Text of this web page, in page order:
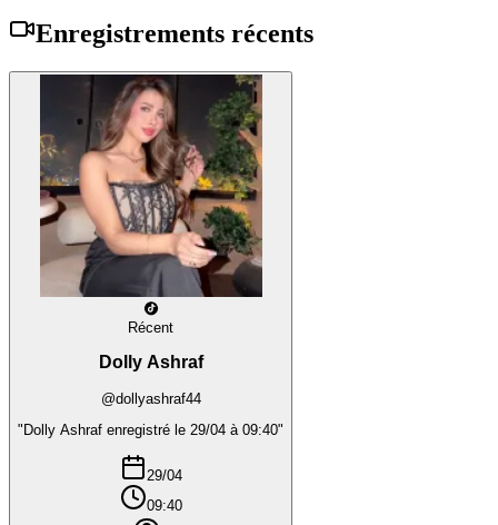
Enregistrements récents
Récent
Dolly Ashraf
@dollyashraf44
"Dolly Ashraf enregistré le 29/04 à 09:40"
29/04
09:40